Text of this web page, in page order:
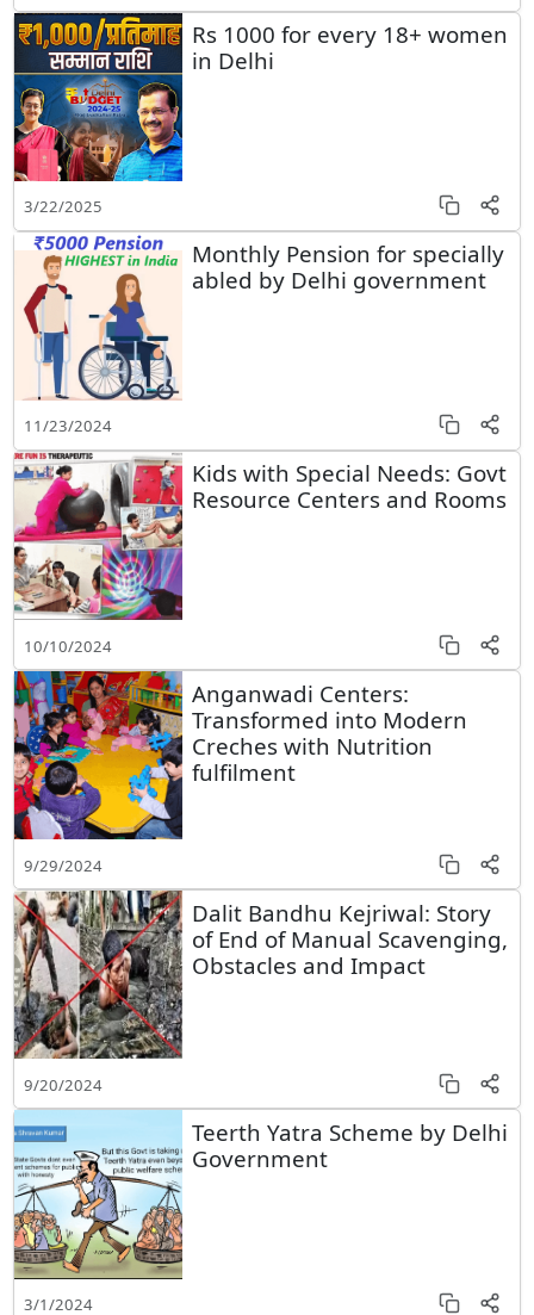
Rs 1000 for every 18+ women
in Delhi
3/22/2025
Monthly Pension for specially
abled by Delhi government
11/23/2024
Kids with Special Needs: Govt
Resource Centers and Rooms
10/10/2024
Anganwadi Centers:
Transformed into Modern
Creches with Nutrition
fulfilment
9/29/2024
Dalit Bandhu Kejriwal: Story
of End of Manual Scavenging,
Obstacles and Impact
9/20/2024
Teerth Yatra Scheme by Delhi
Government
3/1/2024